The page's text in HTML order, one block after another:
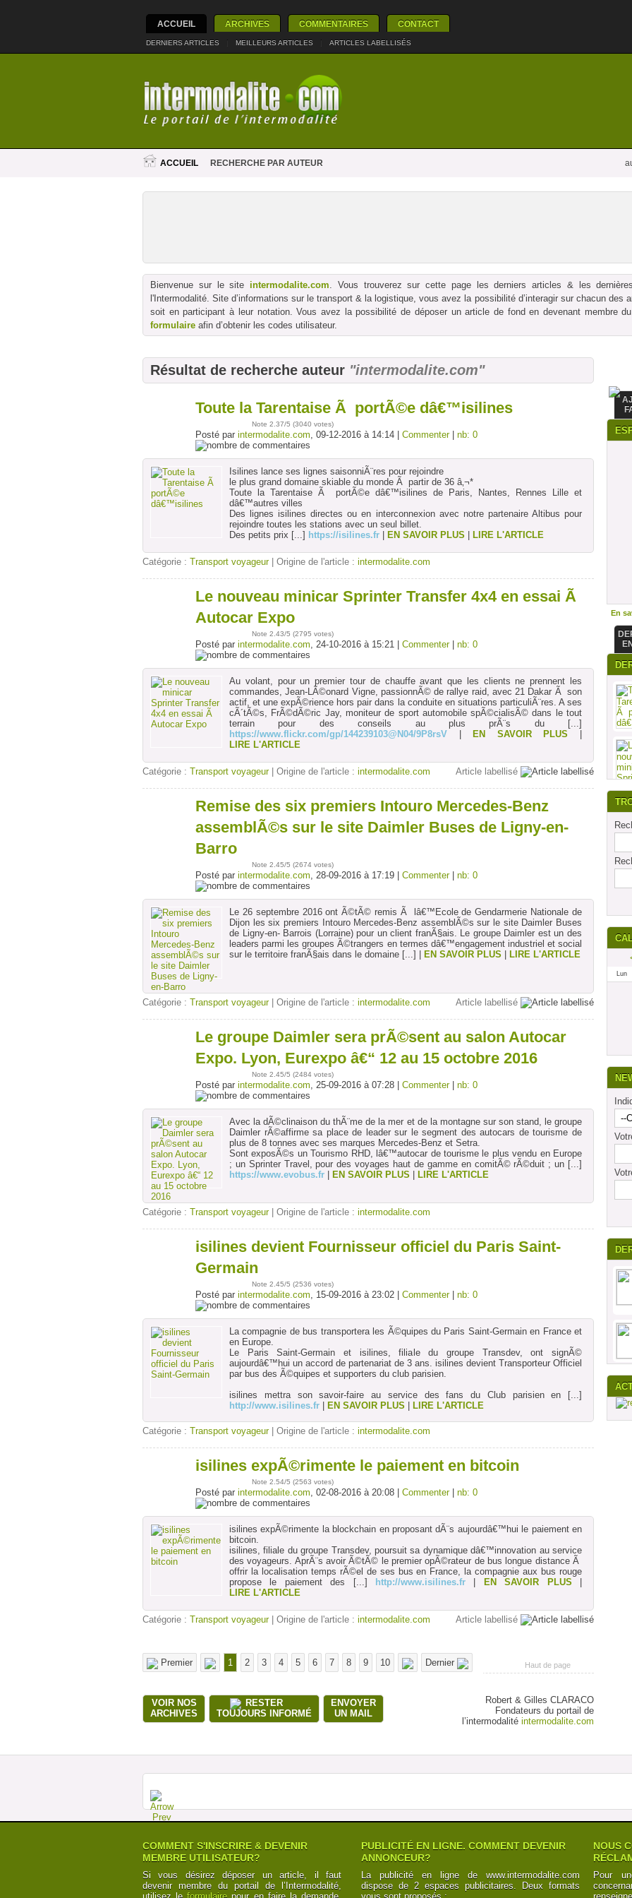
ACCUEIL ARCHIVES COMMENTAIRES CONTACT
DERNIERS ARTICLES | MEILLEURS ARTICLES | ARTICLES LABELLISÉS
ACCUEIL RECHERCHE PAR AUTEUR
Bienvenue sur le site intermodalite.com. Vous trouverez sur cette page les derniers articles & les
l'Intermodalité. Site d’informations sur le transport & la logistique, vous avez la possibilité d’interagir sur chacun des
soit en participant à leur notation. Vous avez la possibilité de déposer un article de fond en devenant membre
formulaire afin d’obtenir les codes utilisateur.
Résultat de recherche auteur "intermodalite.com"
Toute la Tarentaise Ã portÃ©e dâ€™isilines
Note 2.37/5 (3040 votes)
Posté par intermodalite.com, 09-12-2016 à 14:14 | Commenter| nb: 0
Isilines lance ses lignes saisonniÃ¨res pour rejoindre
le plus grand domaine skiable du monde Ã partir de 36 â‚¬*
Toute la Tarentaise Ã portÃ©e dâ€™isilines de Paris, Nantes, Rennes Lille et
dâ€™autres villes
Des lignes isilines directes ou en interconnexion avec notre partenaire Altibus pour
rejoindre toutes les stations avec un seul billet.
Des petits prix [...] https://isilines.fr EN SAVOIR PLUS LIRE L'ARTICLE
Catégorie : Transport voyageur| Origine de l'article : intermodalite.com
Le nouveau minicar Sprinter Transfer 4x4 en essai Ã
Autocar Expo
Note 2.43/5 (2795 votes)
Posté par intermodalite.com, 24-10-2016 à 15:21 | Commenter| nb: 0
Au volant, pour un premier tour de chauffe avant que les clients ne prennent les
commandes, Jean-LÃ©onard Vigne, passionnÃ© de rallye raid, avec 21 Dakar Ã son
actif, et une expÃ©rience hors pair dans la conduite en situations particuliÃ¨res. A ses
cÃ´tÃ©s, FrÃ©dÃ©ric Jay, moniteur de sport automobile spÃ©cialisÃ© dans le tout
terrain pour des conseils au plus prÃ¨s du[...]
https://www.flickr.com/gp/144239103@N04/9P8rsV
EN SAVOIR PLUS
LIRE L'ARTICLE
Catégorie : Transport voyageur| Origine de l'article : intermodalite.com Article labellisé
Remise des six premiers Intouro Mercedes-Benz
assemblÃ©s sur le site Daimler Buses de Ligny-en-
Barro
Note 2.45/5 (2674 votes)
Posté par intermodalite.com, 28-09-2016 à 17:19 | Commenter| nb: 0
Le 26 septembre 2016 ont Ã©tÃ© remis Ã lâ€™Ecole de Gendarmerie Nationale de
Dijon les six premiers Intouro Mercedes-Benz assemblÃ©s sur le site Daimler Buses
de Ligny-en- Barrois (Lorraine) pour un client franÃ§ais. Le groupe Daimler est un des
leaders parmi les groupes Ã©trangers en termes dâ€™engagement industriel et social
sur le territoire franÃ§ais dans le domaine [...] EN SAVOIR PLUS LIRE L'ARTICLE
Catégorie : Transport voyageur| Origine de l'article : intermodalite.com Article labellisé
Le groupe Daimler sera prÃ©sent au salon Autocar
Expo. Lyon, Eurexpo â€“ 12 au 15 octobre 2016
Note 2.45/5 (2484 votes)
Posté par intermodalite.com, 25-09-2016 à 07:28 | Commenter| nb: 0
Avec la dÃ©clinaison du thÃ¨me de la mer et de la montagne sur son stand, le groupe
Daimler rÃ©affirme sa place de leader sur le segment des autocars de tourisme de
plus de 8 tonnes avec ses marques Mercedes-Benz et Setra.
Sont exposÃ©s un Tourismo RHD, lâ€™autocar de tourisme le plus vendu en Europe
; un Sprinter Travel, pour des voyages haut de gamme en comitÃ© rÃ©duit ; un [...]
https://www.evobus.fr
EN SAVOIR PLUS LIRE L'ARTICLE
Catégorie : Transport voyageur| Origine de l'article : intermodalite.com
isilines devient Fournisseur officiel du Paris Saint-
Germain
Note 2.45/5 (2536 votes)
Posté par intermodalite.com, 15-09-2016 à 23:02 | Commenter| nb: 0
La compagnie de bus transportera les Ã©quipes du Paris Saint-Germain en France et
en Europe.
Le Paris Saint-Germain et isilines, filiale du groupe Transdev, ont signÃ©
aujourdâ€™hui un accord de partenariat de 3 ans. isilines devient Transporteur Officiel
par bus des Ã©quipes et supporters du club parisien.
isilines mettra son savoir-faire au service des fans du Club parisien en [...]
http://www.isilines.fr
EN SAVOIR PLUS LIRE L'ARTICLE
Catégorie : Transport voyageur| Origine de l'article : intermodalite.com
isilines expÃ©rimente le paiement en bitcoin
Note 2.54/5 (2563 votes)
Posté par intermodalite.com, 02-08-2016 à 20:08 | Commenter| nb: 0
isilines expÃ©rimente la blockchain en proposant dÃ¨s aujourdâ€™hui le paiement en
bitcoin.
isilines, filiale du groupe Transdev, poursuit sa dynamique dâ€™innovation au service
des voyageurs. AprÃ¨s avoir Ã©tÃ© le premier opÃ©rateur de bus longue distance Ã
offrir la localisation temps rÃ©el de ses bus en France, la compagnie aux bus rouge
propose le paiement des [...] http://www.isilines.fr EN SAVOIR PLUS
LIRE L'ARTICLE
Catégorie : Transport voyageur| Origine de l'article : intermodalite.com Article labellisé
Premier 1 2 3 4 5 6 7 8 9 10 Dernier Haut de page
VOIR NOS
ARCHIVES
RESTER
TOUJOURS INFORMÉ
ENVOYER
UN MAIL
Robert & Gilles CLARACO
Fondateurs du portail de
l’intermodalité intermodalite.com
En
Lun
COMMENT S'INSCRIRE & DEVENIR
MEMBRE UTILISATEUR?
Si vous désirez déposer un article, il faut
devenir membre du portail de l’Intermodalité,
PUBLICITÉ EN LIGNE. COMMENT DEVENIR
ANNONCEUR?
La publicité en ligne de www.intermodalite.com
dispose de 2 espaces publicitaires. Deux formats
NOUS
Pour